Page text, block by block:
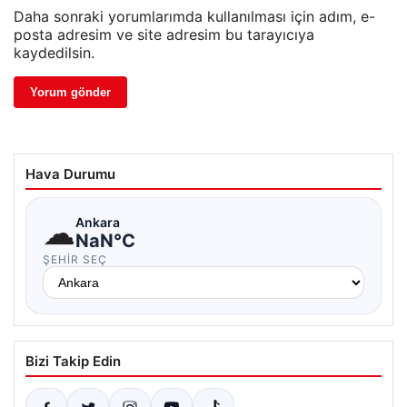
Daha sonraki yorumlarımda kullanılması için adım, e-
posta adresim ve site adresim bu tarayıcıya
kaydedilsin.
Hava Durumu
☁Ankara
NaN°C
ŞEHIR SEÇ
Bizi Takip Edin